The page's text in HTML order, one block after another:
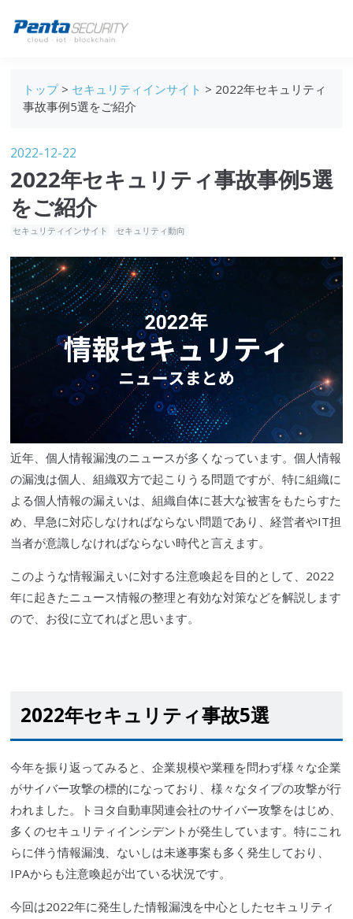
Webセキュリティ
技術ブログ
トップ> セキュリティインサイト > 2022年セキュリティ
事故事例5選をご紹介
2022-12-22
2022年セキュリティ事故事例5選
をご紹介
セキュリティインサイト セキュリティ動向
近年、個人情報漏洩のニュースが多くなっています。個人情報
の漏洩は個人、組織双方で起こりうる問題ですが、特に組織に
よる個人情報の漏えいは、組織自体に甚大な被害をもたらすた
め、早急に対応しなければならない問題であり、経営者やIT担
当者が意識しなければならない時代と言えます。
このような情報漏えいに対する注意喚起を目的として、2022
年に起きたニュース情報の整理と有効な対策などを解説します
ので、お役に立てればと思います。
2022年セキュリティ事故5選
今年を振り返ってみると、企業規模や業種を問わず様々な企業
がサイバー攻撃の標的になっており、様々なタイプの攻撃が行
われました。
トヨタ自動車関連会社のサイバー攻撃をはじめ、
多くのセキュリティインシデント が発生しています。特にこれ
らに伴う情報漏洩、ないしは未遂事案も多く発生しており、
IPAからも注意喚起が出ている状況です。
今回は2022年に発生した情報漏洩を中心としたセキュリティ